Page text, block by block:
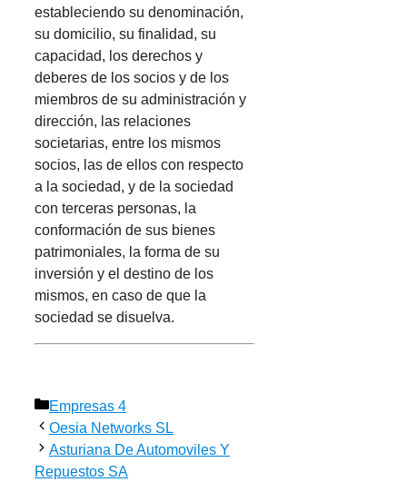
estableciendo su denominación,
su domicilio, su finalidad, su
capacidad, los derechos y
deberes de los socios y de los
miembros de su administración y
dirección, las relaciones
societarias, entre los mismos
socios, las de ellos con respecto
a la sociedad, y de la sociedad
con terceras personas, la
conformación de sus bienes
patrimoniales, la forma de su
inversión y el destino de los
mismos, en caso de que la
sociedad se disuelva.
Categorías
Empresas 4
Oesia Networks SL
Asturiana De Automoviles Y
Repuestos SA